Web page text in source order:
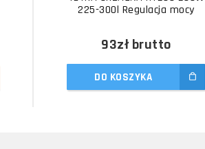
225-300l Regulacja mocy
93złbrutto
DO KOSZYKA